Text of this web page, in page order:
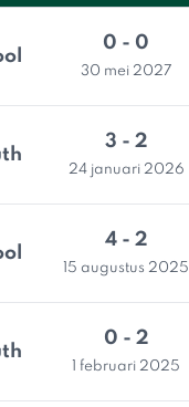
0 - 0
30 mei 2027
3 - 2
24 januari 2026
4 - 2
15 augustus 2025
0 - 2
1 februari 2025